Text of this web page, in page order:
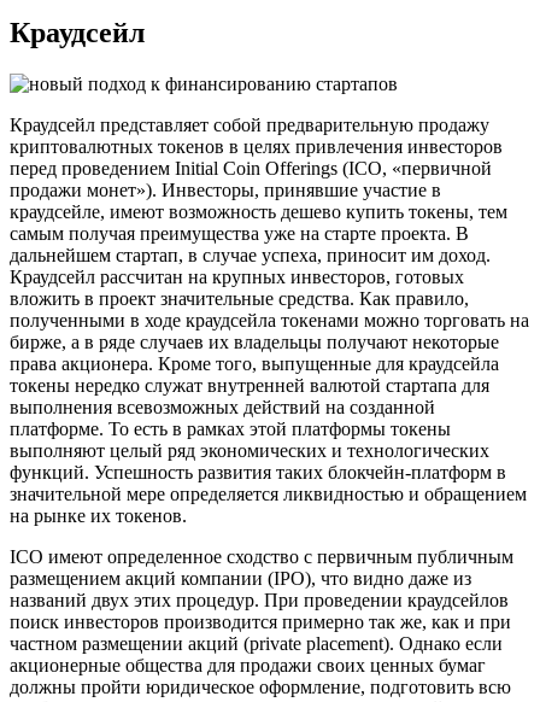
Краудсейл
Краудсейл представляет собой предварительную продажу
криптовалютных токенов в целях привлечения инвесторов
перед проведением Initial Coin Offerings (ICO, «первичной
продажи монет»). Инвесторы, принявшие участие в
краудсейле, имеют возможность дешево купить токены, тем
самым получая преимущества уже на старте проекта. В
дальнейшем стартап, в случае успеха, приносит им доход.
Краудсейл рассчитан на крупных инвесторов, готовых
вложить в проект значительные средства. Как правило,
полученными в ходе краудсейла токенами можно торговать на
бирже, а в ряде случаев их владельцы получают некоторые
права акционера. Кроме того, выпущенные для краудсейла
токены нередко служат внутренней валютой стартапа для
выполнения всевозможных действий на созданной
платформе. То есть в рамках этой платформы токены
выполняют целый ряд экономических и технологических
функций. Успешность развития таких блокчейн-платформ в
значительной мере определяется ликвидностью и обращением
на рынке их токенов.
ICO имеют определенное сходство с первичным публичным
размещением акций компании (IPO), что видно даже из
названий двух этих процедур. При проведении краудсейлов
поиск инвесторов производится примерно так же, как и при
частном размещении акций (private placement). Однако если
акционерные общества для продажи своих ценных бумаг
должны пройти юридическое оформление, подготовить всю